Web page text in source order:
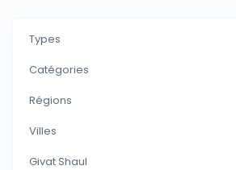
Types
Catégories
Régions
Villes
Givat Shaul